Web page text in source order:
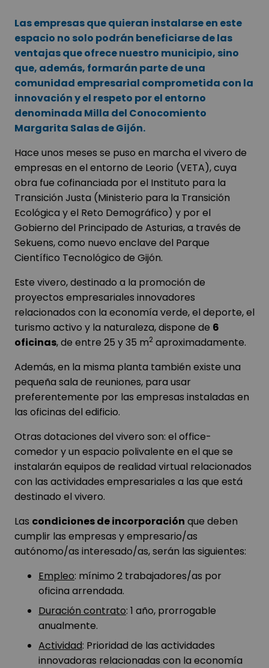
Las empresas que quieran instalarse en este
espacio no solo podrán beneficiarse de las
ventajas que ofrece nuestro municipio, sino
que, además, formarán parte de una
comunidad empresarial comprometida con la
innovación y el respeto por el entorno
denominada Milla del Conocomiento
Margarita Salas de Gijón.
Hace unos meses se puso en marcha el vivero de
empresas en el entorno de Leorio (VETA), cuya
obra fue cofinanciada por el Instituto para la
Transición Justa (Ministerio para la Transición
Ecológica y el Reto Demográfico) y por el
Gobierno del Principado de Asturias, a través de
Sekuens, como nuevo enclave del Parque
Científico Tecnológico de Gijón.
Este vivero, destinado a la promoción de
proyectos empresariales innovadores
relacionados con la economía verde, el deporte, el
turismo activo y la naturaleza, dispone de 6
oficinas, de entre 25 y 35 m2 aproximadamente.
Además, en la misma planta también existe una
pequeña sala de reuniones, para usar
preferentemente por las empresas instaladas en
las oficinas del edificio.
Otras dotaciones del vivero son: el office-
comedor y un espacio polivalente en el que se
instalarán equipos de realidad virtual relacionados
con las actividades empresariales a las que está
destinado el vivero.
Las condiciones de incorporación que deben
cumplir las empresas y empresario/as
autónomo/as interesado/as, serán las siguientes:
Empleo: mínimo 2 trabajadores/as por
oficina arrendada.
Duración contrato: 1 año, prorrogable
anualmente.
Actividad: Prioridad de las actividades
innovadoras relacionadas con la economía